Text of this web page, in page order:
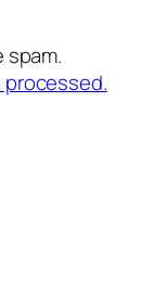
processed.